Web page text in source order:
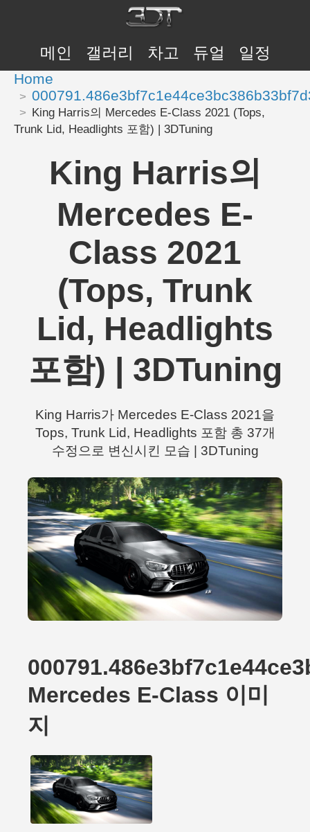
메인 갤러리 차고 듀얼 일정
Home
King Harris의 Mercedes E-Class 2021 (Tops,
Trunk Lid, Headlights 포함) | 3DTuning
King Harris의
Mercedes E-
Class 2021
(Tops, Trunk
Lid, Headlights
포함) | 3DTuning
King Harris가 Mercedes E-Class 2021을
Tops, Trunk Lid, Headlights 포함 총 37개
수정으로 변신시킨 모습 | 3DTuning
Mercedes E-Class 이미
지